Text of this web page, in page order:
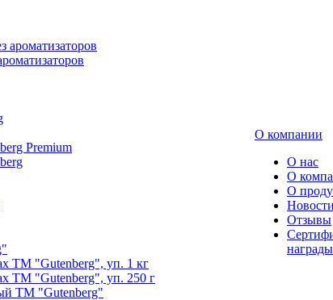
Premium
ТМ "Gutenberg", уп. 1 кг
ТМ "Gutenberg", уп. 250 г
ТМ "Gutenberg"
О компании
О нас
О
О
Новости
Отзывы
награды